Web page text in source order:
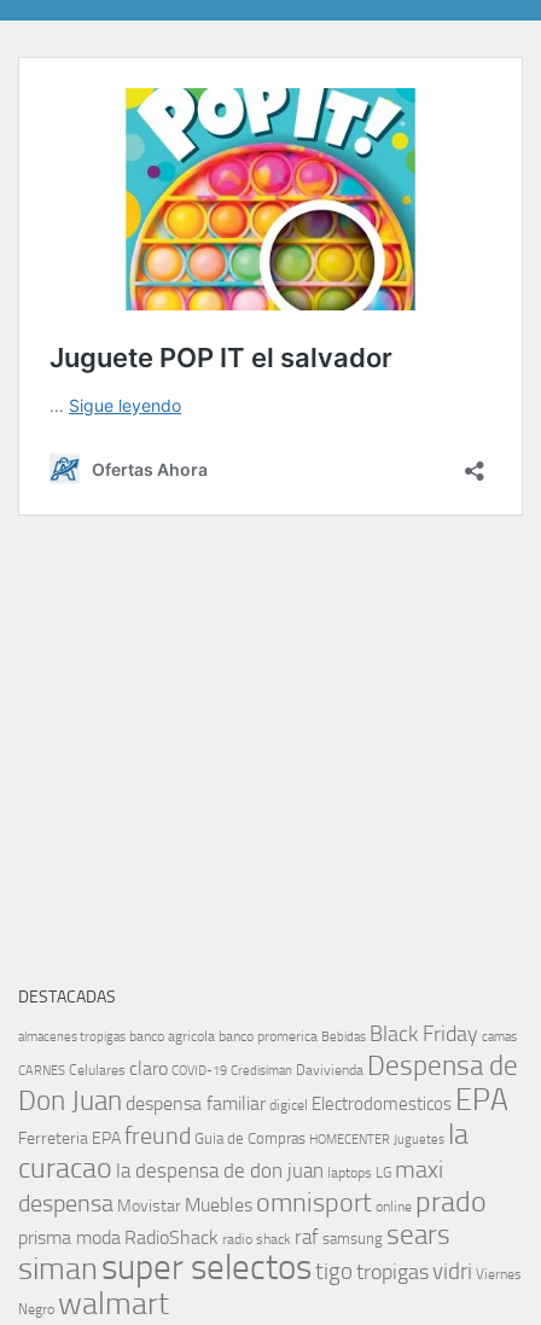
DESTACADAS
almacenes tropigas banco agricola banco promerica Bebidas Black Friday camas
CARNES Celulares claro COVID-19 Credisiman Davivienda Despensa de
Don Juan despensa familiar digicel Electrodomesticos EPA
Ferreteria EPAfreund Guia de Compras HOMECENTER Juguetes la
curacao la despensa de don juan laptops LG maxi
despensa Movistar Muebles omnisport online prado
prisma moda RadioShack radio shack raf samsung sears
simansuper selectostigotropigasvidri Viernes
Negro walmart